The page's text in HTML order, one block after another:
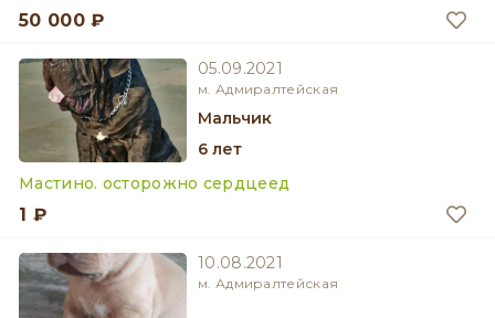
50 000 ₽
05.09.2021
м. Адмиралтейская
мальчик
6 лет
Мастино. осторожно сердцеед
1 ₽
10.08.2021
м. Адмиралтейская